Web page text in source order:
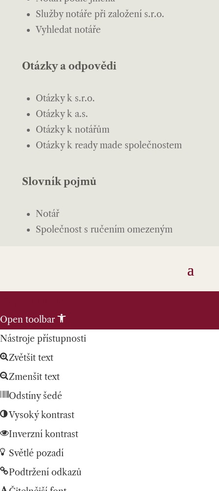
Služby notáře při založení s.r.o.
Vyhledat notáře
Otázky a odpovědi
Otázky k s.r.o.
Otázky k a.s.
Otázky k notářům
Otázky k ready made společnostem
Slovník pojmů
Notář
Společnost s ručením omezeným
Open toolbar
Nástroje přístupnosti
Zvětšit text
Zmenšit text
Odstíny šedé
Vysoký kontrast
Inverzní kontrast
Světlé pozadí
Podtržení odkazů